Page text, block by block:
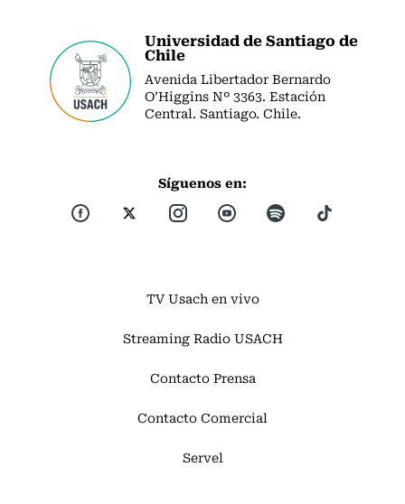
Universidad de Santiago de
Chile
Avenida Libertador Bernardo
O’Higgins Nº 3363. Estación
Central. Santiago. Chile.
Síguenos en:
TV Usach en vivo
Streaming Radio USACH
Contacto Prensa
Contacto Comercial
Servel